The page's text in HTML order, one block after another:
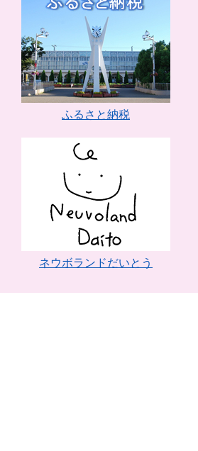
ふるさと納税
ネウボランドだいとう